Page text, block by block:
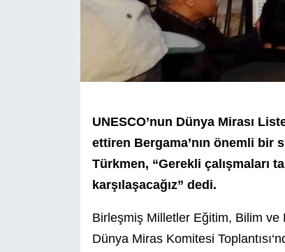
UNESCO’nun Dünya Mirası
ettiren Bergama’nın önemli bir
Türkmen, “Gerekli çalışmaları
karşılaşacağız” dedi.
Birleşmiş Milletler Eğitim, Bilim ve
Dünya Miras Komitesi